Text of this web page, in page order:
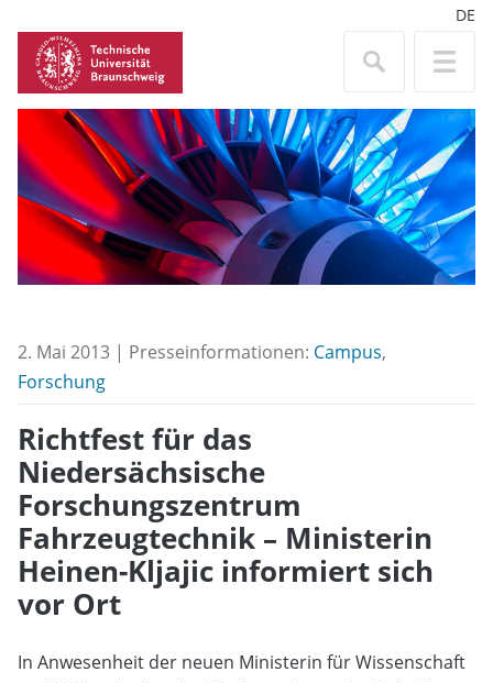
DE
2. Mai 2013 | Presseinformationen: Campus,
Forschung
Richtfest für das
Niedersächsische
Forschungszentrum
Fahrzeugtechnik – Ministerin
Heinen-Kljajic informiert sich
vor Ort
In Anwesenheit der neuen Ministerin für Wissenschaft